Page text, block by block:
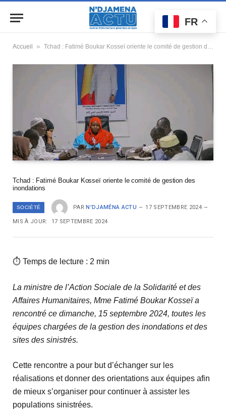
Accueil » Tchad : Fatimé Boukar Kosseï oriente le comité de gestion des inondations
Tchad : Fatimé Boukar Kosseï oriente le comité de gestion des
inondations
SOCIÉTÉ PAR N'DJAMÉNA ACTU 17 SEPTEMBRE 2024
MIS À JOUR: 17 SEPTEMBRE 2024
⏱ Temps de lecture : 2 min
La ministre de l’Action Sociale de la Solidarité et des
Affaires Humanitaires, Mme Fatimé Boukar Kosseï a
rencontré ce dimanche, 15 septembre 2024, toutes les
équipes chargées de la gestion des inondations et des
sites des sinistrés.
Cette rencontre a pour but d’échanger sur les
réalisations et donner des orientations aux équipes afin
de mieux s’organiser pour continuer à assister les
populations sinistrées.
FR